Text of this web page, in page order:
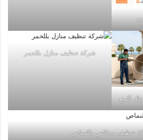
ألمع
شركة تنظيف منازل بللحمر
تنظيف مجالس بالنماص